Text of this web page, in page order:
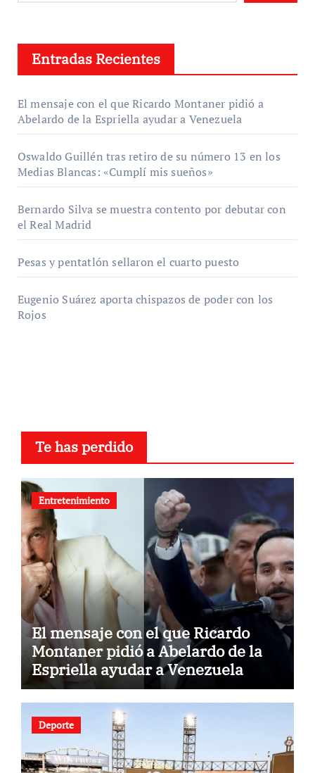
Entradas Recientes
El mensaje con el que Ricardo Montaner pidió a
Abelardo de la Espriella ayudar a Venezuela
Oswaldo Guillén tras retiro de su número 13 en los
Medias Blancas: «Cumplí mis sueños»
Bernardo Silva se muestra contento por debutar con
el Real Madrid
Pesas y pentatlón sellaron el cuarto puesto
Eugenio Suárez aporta chispazos de poder con los
Rojos
Te has perdido
Entretenimiento
El mensaje con el que Ricardo
Montaner pidió a Abelardo de la
Espriella ayudar a Venezuela
Deporte